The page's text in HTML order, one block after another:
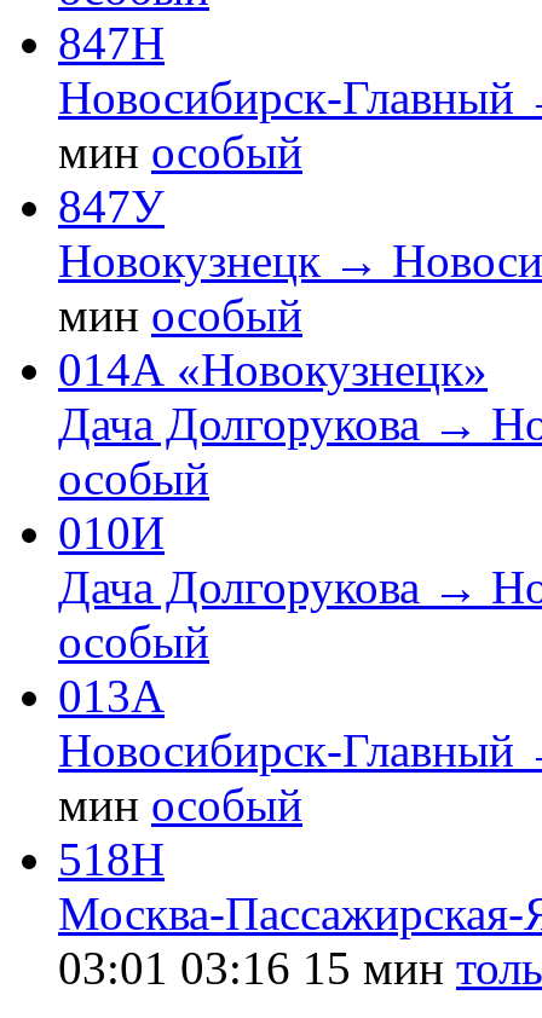
847Н
Новосибирск-Главный
мин особый
847У
Новокузнецк →
мин особый
014А «Новокузнецк»
Дача Долгорукова →
особый
010И
Дача Долгорукова →
особый
013А
Новосибирск-Главный
мин особый
518Н
Москва-
03:01 03:16 15 мин